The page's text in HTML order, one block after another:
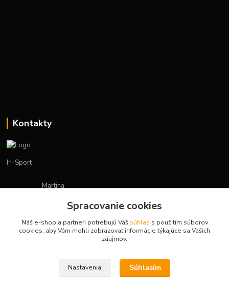
Kontakty
H-Sport
Martina
(Po-Pia, 7-15 hod.)
obchod.hsport@gmail.com
Spracovanie cookies
Náš e-shop a partneri potrebujú Váš súhlas s použitím súborov
cookies, aby Vám mohli zobrazovať informácie týkajúce sa Vašich
záujmov.
Nastavenia Súhlasím